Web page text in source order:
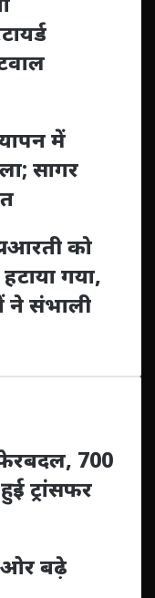
में
सागर
आरती को
गया,
ने संभाली
फेरबदल, 700
ट्रांसफर
ओर बढ़े